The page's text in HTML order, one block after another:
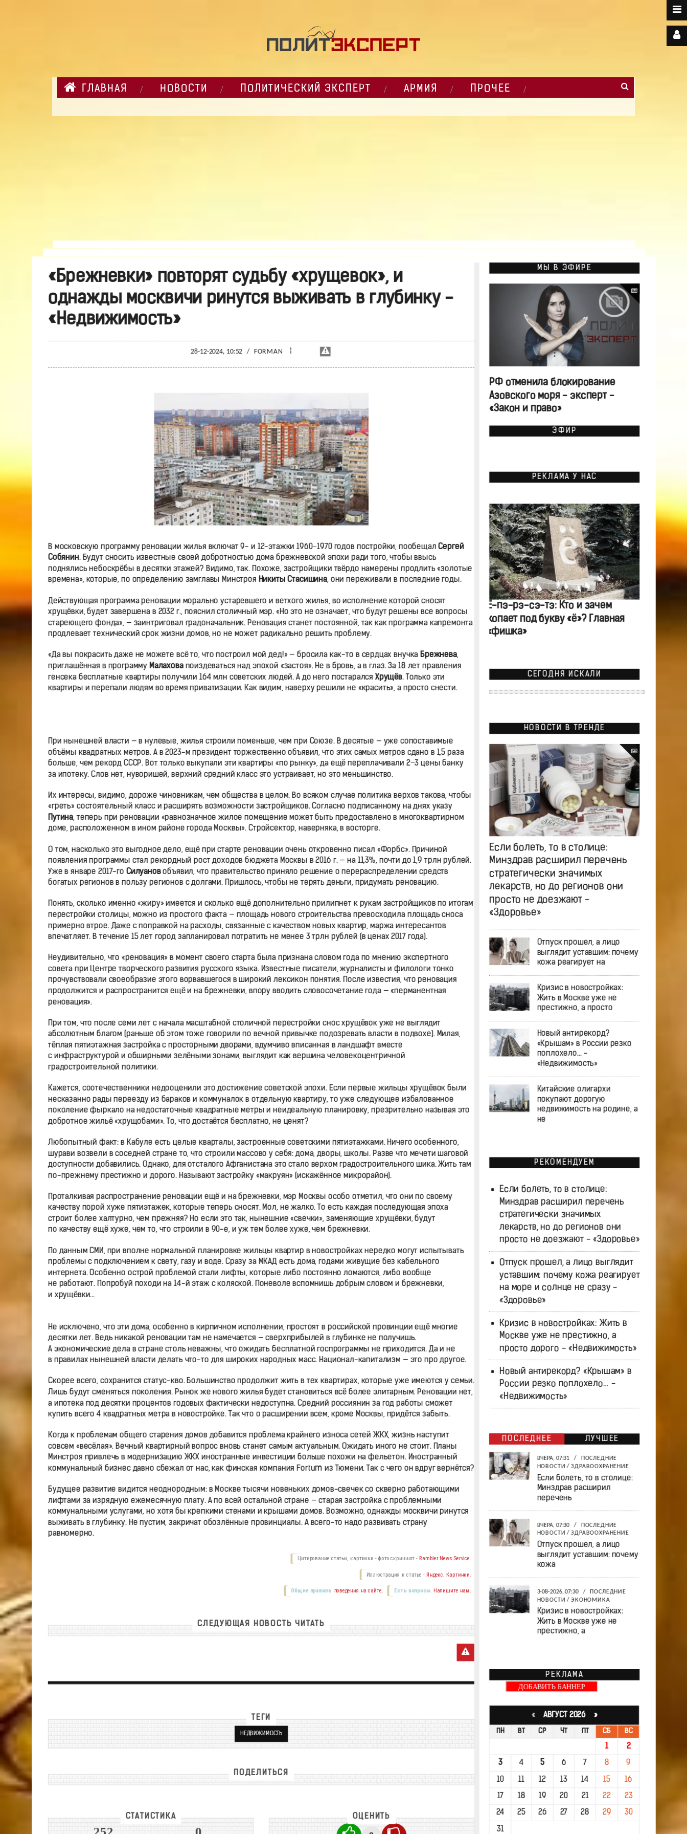
ГЛАВНАЯ НОВОСТИ ПОЛИТИЧЕСКИЙ ЭКСПЕРТ АРМИЯ ПРОЧЕЕ
«Брежневки» повторят судьбу «хрущевок», и
однажды москвичи ринутся выживать в глубинку -
«Недвижимость»
28-12-2024, 10:52 / FORMAN ¦
В московскую программу реновации жилья включат 9- и 12-этажки 1960−1970 годов постройки, пообещал Сергей
Собянин. Будут сносить известные своей добротностью дома брежневской эпохи ради того, чтобы ввысь
поднялись небоскрёбы в десятки этажей? Видимо, так. Похоже, застройщики твёрдо намерены продлить «золотые
времена», которые, по определению замглавы Минстроя Никиты Стасишина, они переживали в последние годы.
Действующая программа реновации морально устаревшего и ветхого жилья, во исполнение которой сносят
хрущёвки, будет завершена в 2032 г., пояснил столичный мэр. «Но это не означает, что будут решены все вопросы
стареющего фонда», — заинтриговал градоначальник. Реновация станет постоянной, так как программа капремонта
продлевает технический срок жизни домов, но не может радикально решить проблему.
«Да вы покрасить даже не можете всё то, что построил мой дед!» — бросила как-то в сердцах внучка Брежнева,
приглашённая в программу Малаховапоиздеваться над эпохой «застоя». Не в бровь, а в глаз. За 18 лет правления
генсека бесплатные квартиры получили 164 млн советских людей. А до него постаралсяХрущёв. Только эти
квартиры и перепали людям во время приватизации. Как видим, наверху решили не «красить», а просто снести.
При нынешней власти — в нулевые, жилья строили поменьше, чем при Союзе. В десятые — уже сопоставимые
объёмы квадратных метров. А в 2023-м президент торжественно объявил, что этих самых метров сдано в 1,5 раза
больше, чем рекорд СССР. Вот только выкупали эти квартиры «по рынку», да ещё переплачивали 2−3 цены банку
за ипотеку. Слов нет, нуворишей, верхний средний класс это устраивает, но это меньшинство.
Их интересы, видимо, дороже чиновникам, чем общества в целом. Во всяком случае политика верхов такова, чтобы
«греть» состоятельный класс и расширять возможности застройщиков. Согласно подписанному на днях указу
Путина, теперь при реновации «равнозначное жилое помещение может быть предоставлено в многоквартирном
доме, расположенном в ином районе города Москвы». Стройсектор, наверняка, в восторге.
О том, насколько это выгодное дело, ещё при старте реновации очень откровенно писал «Форбс». Причиной
появления программы стал рекордный рост доходов бюджета Москвы в 2016 г. — на 11,3%, почти до 1,9 трлн рублей.
Уже в январе 2017-го Силуановобъявил, что правительство приняло решение о перераспределении средств
богатых регионов в пользу регионов с долгами. Пришлось, чтобы не терять деньги, придумать реновацию.
Понять, сколько именно «жиру» имеется и сколько ещё дополнительно прилипнет к рукам застройщиков по итогам
перестройки столицы, можно из простого факта — площадь нового строительства превосходила площадь сноса
примерно втрое. Даже с поправкой на расходы, связанные с качеством новых квартир, маржа интересантов
впечатляет. В течение 15 лет город запланировал потратить не менее 3 трлн рублей (в ценах 2017 года).
Неудивительно, что «реновация» в момент своего старта была признана словом года по мнению экспертного
совета при Центре творческого развития русского языка. Известные писатели, журналисты и филологи тонко
прочувствовали своеобразие этого ворвавшегося в широкий лексикон понятия. После известия, что реновация
продолжится и распространится ещё и на брежневки, впору вводить словосочетание года — «перманентная
реновация».
При том, что после семи лет с начала масштабной столичной перестройки снос хрущёвок уже не выглядит
абсолютным благом (раньше об этом тоже говорили по вечной привычке подозревать власти в подвохе). Милая,
тёплая пятиэтажная застройка с просторными дворами, вдумчиво вписанная в ландшафт вместе
с инфраструктурой и обширными зелёными зонами, выглядит как вершина человекоцентричной
градостроительной политики.
Кажется, соотечественники недооценили это достижение советской эпохи. Если первые жильцы хрущёвок были
несказанно рады переезду из бараков и коммуналок в отдельную квартиру, то уже следующее избалованное
поколение фыркало на недостаточные квадратные метры и неидеальную планировку, презрительно называя это
добротное жильё «хрущобами». То, что достаётся бесплатно, не ценят?
Любопытный факт: в Кабуле есть целые кварталы, застроенные советскими пятиэтажками. Ничего особенного,
шурави возвели в соседней стране то, что строили массово у себя: дома, дворы, школы. Разве что мечети шаговой
доступности добавились. Однако, для отсталого Афганистана это стало верхом градостроительного шика. Жить там
по-прежнему престижно и дорого. Называют застройку «макруян» (искажённое микрорайон).
Проталкивая распространение реновации ещё и на брежневки, мэр Москвы особо отметил, что они по своему
качеству порой хуже пятиэтажек, которые теперь сносят. Мол, не жалко. То есть каждая последующая эпоха
строит более халтурно, чем прежняя? Но если это так, нынешние «свечки», заменяющие хрущёвки, будут
по качеству ещё хуже, чем то, что строили в 90-е, и уж тем более хуже, чем брежневки.
По данным СМИ, при вполне нормальной планировке жильцы квартир в новостройках нередко могут испытывать
проблемы с подключением к свету, газу и воде. Сразу за МКАД есть дома, годами живущие без кабельного
интернета. Особенно острой проблемой стали лифты, которые либо постоянно ломаются, либо вообще
не работают. Попробуй походи на 14-й этаж с коляской. Поневоле вспомнишь добрым словом и брежневки,
и хрущёвки…
Не исключено, что эти дома, особенно в кирпичном исполнении, простоят в российской провинции ещё многие
десятки лет. Ведь никакой реновации там не намечается — сверхприбылей в глубинке не получишь.
А экономические дела в стране столь неважны, что ожидать бесплатной госпрограммы не приходится. Да и не
в правилах нынешней власти делать что-то для широких народных масс. Национал-капитализм — это про другое.
Скорее всего, сохранится статус-кво. Большинство продолжит жить в тех квартирах, которые уже имеются у семьи.
Лишь будут сменяться поколения. Рынок же нового жилья будет становиться всё более элитарным. Реновации нет,
а ипотека под десятки процентов годовых фактически недоступна. Средний россиянин за год работы сможет
купить всего 4 квадратных метра в новостройке. Так что о расширении всем, кроме Москвы, придётся забыть.
Когда к проблемам общего старения домов добавится проблема крайнего износа сетей ЖКХ, жизнь наступит
совсем «весёлая». Вечный квартирный вопрос вновь станет самым актуальным. Ожидать иного не стоит. Планы
Минстроя привлечь в модернизацию ЖКХ иностранные инвестиции больше похожи на фельетон. Иностранный
коммунальный бизнес давно сбежал от нас, как финская компания Fortum из Тюмени. Так с чего он вдруг вернётся?
Будущее развитие видится неоднородным: в Москве тысячи новеньких домов-свечек со скверно работающими
лифтами за изрядную ежемесячную плату. А по всей остальной стране — старая застройка с проблемными
коммунальными услугами, но хотя бы крепкими стенами и крышами домов. Возможно, однажды москвичи ринутся
выживать в глубинку. Не пустим, закричат обозлённые провинциалы. А всего-то надо развивать страну
равномерно.
Цитирование статьи, картинки - фото скриншот - Rambler News Service.
Иллюстрация к статье - Яндекс. Картинки.
Есть вопросы. Напишите нам.
Общие правила поведения на сайте.
СЛЕДУЮЩАЯ НОВОСТЬ ЧИТАТЬ
ТЕГИ
НЕДВИЖИМОСТЬ
ПОДЕЛИТЬСЯ
СТАТИСТИКА ОЦЕНИТЬ
МЫ В ЭФИРЕ
РФ отменила блокирование
Азовского моря - эксперт -
«Закон и право»
ЭФИР
РЕКЛАМА У НАС
Ё-пэ-рэ-сэ-тэ: Кто и зачем
копает под букву «ё»? Главная
«фишка»
СЕГОДНЯ ИСКАЛИ
НОВОСТИ В ТРЕНДЕ
Если болеть, то в столице:
Минздрав расширил перечень
стратегически значимых
лекарств, но до регионов они
просто не доезжают -
«Здоровье»
Отпуск прошел, а лицо
выглядит уставшим: почему
кожа реагирует на
Кризис в новостройках:
Жить в Москве уже не
престижно, а просто
Новый антирекорд?
«Крышам» в России резко
поплохело… -
«Недвижимость»
Китайские олигархи
покупают дорогую
недвижимость на родине, а
не
РЕКОМЕНДУЕМ
Если болеть, то в столице:
Минздрав расширил перечень
стратегически значимых
лекарств, но до регионов они
просто не доезжают - «Здоровье»
Отпуск прошел, а лицо выглядит
уставшим: почему кожа реагирует
на море и солнце не сразу -
«Здоровье»
Кризис в новостройках: Жить в
Москве уже не престижно, а
просто дорого - «Недвижимость»
Новый антирекорд? «Крышам» в
России резко поплохело… -
«Недвижимость»
ПОСЛЕДНЕЕ ЛУЧШЕЕ
ВЧЕРА, 07:31 /
ПОСЛЕДНИЕ
НОВОСТИ / ЗДРАВООХРАНЕНИЕ
Если болеть, то в столице:
Минздрав расширил
перечень
ВЧЕРА, 07:30 /
ПОСЛЕДНИЕ
НОВОСТИ / ЗДРАВООХРАНЕНИЕ
Отпуск прошел, а лицо
выглядит уставшим: почему
кожа
3-08-2026, 07:30 /
ПОСЛЕДНИЕ
НОВОСТИ / ЭКОНОМИКА
Кризис в новостройках:
Жить в Москве уже не
престижно, а
РЕКЛАМА
ДОБАВИТЬ БАННЕР
«АВГУСТ 2026 »
ПН ВТ СР ЧТ ПТ СБ ВС
1 2
3 4 5 6 7 8 9
10 11 12 13 14 15 16
17 18 19 20 21 22 23
24 25 26 27 28 29 30
31